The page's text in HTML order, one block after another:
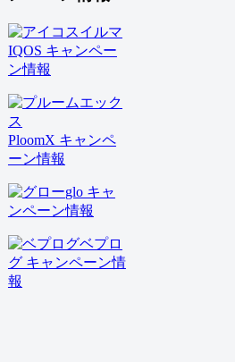
IQOS キャンペー
ン情報
PloomX キャンペ
ーン情報
glo キャ
ンペーン情報
ベプロ
グ キャンペーン情
報